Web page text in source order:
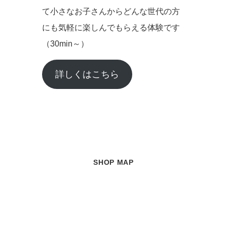
て小さなお子さんからどんな世代の方
にも気軽に楽しんでもらえる体験です
（30min～）
詳しくはこちら
SHOP MAP